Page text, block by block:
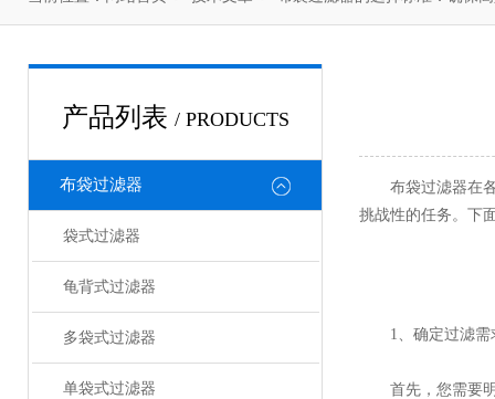
产品列表 / PRODUCTS
布袋过滤器
袋式过滤器
龟背式过滤器
多袋式过滤器
单袋式过滤器
布袋过滤器在各
挑战性的任务。下
1、确定过滤需
首先，您需要明